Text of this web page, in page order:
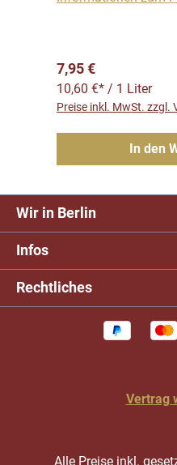
Regulärer Preis:
7,95 €
10,60 €* / 1 Liter
Preise inkl. MwSt. zzgl.
In den
Wir in Berlin
Infos
Rechtliches
Vertrag
Alle Preise inkl.